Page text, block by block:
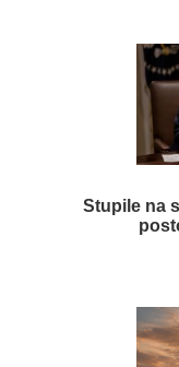
Stupile na